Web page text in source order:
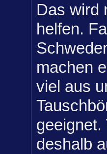
Das wird
helfen.
machen
viel aus
geeignet.
deshalb